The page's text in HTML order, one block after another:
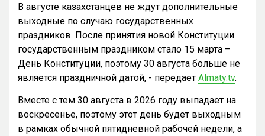
В августе казахстанцев не ждут дополнительные
выходные по случаю государственных
праздников. После принятия новой Конституции
государственным праздником стало 15 марта –
День Конституции, поэтому 30 августа больше не
является праздничной датой, - передает Almaty.tv.
Вместе с тем 30 августа в 2026 году выпадает на
воскресенье, поэтому этот день будет выходным
в рамках обычной пятидневной рабочей недели, а